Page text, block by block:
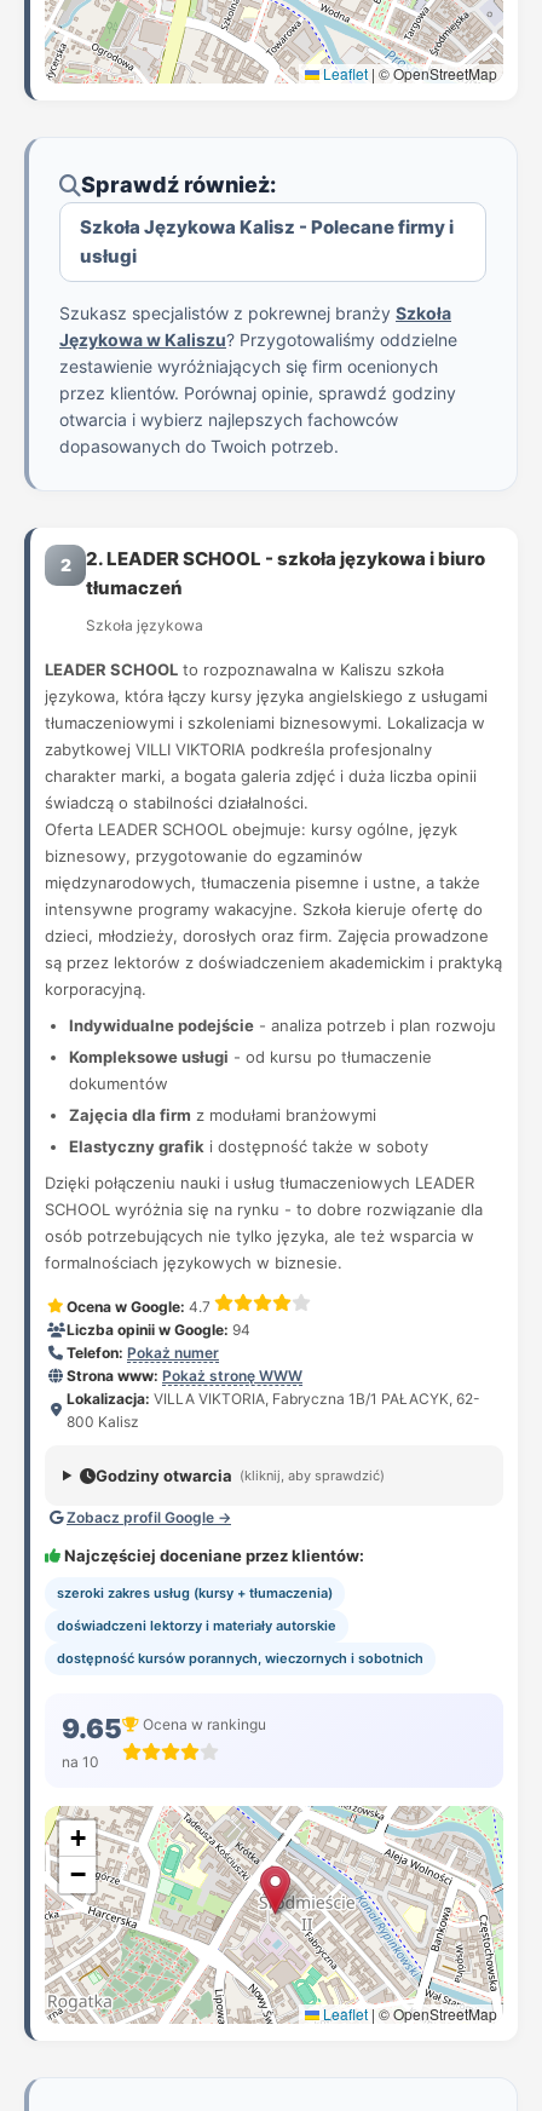
Leaflet | © OpenStreetMap
Sprawdź również:
Szkoła Językowa Kalisz - Polecane firmy i
usługi
Szukasz specjalistów z pokrewnej branży Szkoła
Językowa w Kaliszu? Przygotowaliśmy oddzielne
zestawienie wyróżniających się firm ocenionych
przez klientów. Porównaj opinie, sprawdź godziny
otwarcia i wybierz najlepszych fachowców
dopasowanych do Twoich potrzeb.
2
2. LEADER SCHOOL - szkoła językowa i biuro
tłumaczeń
Szkoła językowa
LEADER SCHOOL to rozpoznawalna w Kaliszu szkoła
językowa, która łączy kursy języka angielskiego z usługami
tłumaczeniowymi i szkoleniami biznesowymi. Lokalizacja w
zabytkowej VILLI VIKTORIA podkreśla profesjonalny
charakter marki, a bogata galeria zdjęć i duża liczba opinii
świadczą o stabilności działalności.
Oferta LEADER SCHOOL obejmuje: kursy ogólne, język
biznesowy, przygotowanie do egzaminów
międzynarodowych, tłumaczenia pisemne i ustne, a także
intensywne programy wakacyjne. Szkoła kieruje ofertę do
dzieci, młodzieży, dorosłych oraz firm. Zajęcia prowadzone
są przez lektorów z doświadczeniem akademickim i praktyką
korporacyjną.
Indywidualne podejście - analiza potrzeb i plan rozwoju
Kompleksowe usługi - od kursu po tłumaczenie
dokumentów
Zajęcia dla firm z modułami branżowymi
Elastyczny grafik i dostępność także w soboty
Dzięki połączeniu nauki i usług tłumaczeniowych LEADER
SCHOOL wyróżnia się na rynku - to dobre rozwiązanie dla
osób potrzebujących nie tylko języka, ale też wsparcia w
formalnościach językowych w biznesie.
Ocena w Google: 4.7
Liczba opinii w Google: 94
Telefon: Pokaż numer
Strona www: Pokaż stronę WWW
Lokalizacja: VILLA VIKTORIA, Fabryczna 1B/1 PAŁACYK, 62-
800 Kalisz
Godziny otwarcia (kliknij, aby sprawdzić)
Zobacz profil Google →
Najczęściej doceniane przez klientów:
szeroki zakres usług (kursy + tłumaczenia)
doświadczeni lektorzy i materiały autorskie
dostępność kursów porannych, wieczornych i sobotnich
9.65
na 10
Ocena w rankingu
+
−
Leaflet| © OpenStreetMap